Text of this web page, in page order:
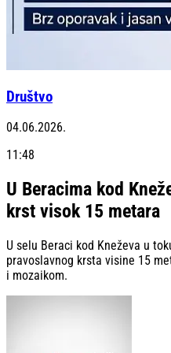
Društvo
04.06.2026.
11:48
U Beracima kod
krst visok 15 metara
U selu Beraci kod Kneževa u
pravoslavnog krsta visine 15
i mozaikom.